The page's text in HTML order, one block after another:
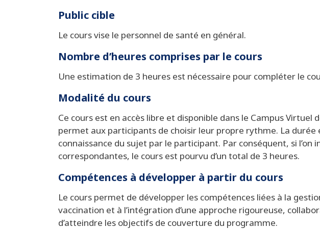
Public cible
Le cours vise le personnel de santé en général.
Nombre d’heures comprises par le cours
Une estimation de 3 heures est nécessaire pour compléter le
Modalité du cours
Ce cours est en accès libre et disponible dans le Campus Virtuel
permet aux participants de choisir leur propre rythme. La
connaissance du sujet par le participant. Par conséquent, si
correspondantes, le cours est pourvu d’un total de 3 heures.
Compétences à développer à partir du cours
Le cours permet de développer les compétences liées à la
vaccination et à l’intégration d’une approche rigoureuse,
d’atteindre les objectifs de couverture du programme.